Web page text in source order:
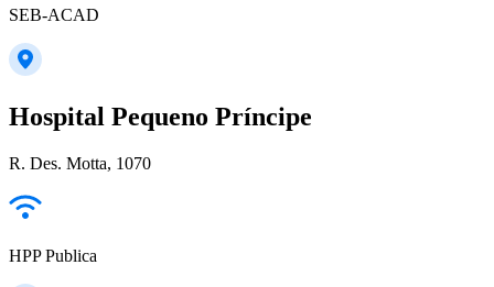
SEB-ACAD
Hospital Pequeno Príncipe
R. Des. Motta, 1070
HPP Publica